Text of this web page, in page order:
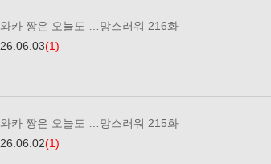
와카 짱은 오늘도 …망스러워 216화
26.06.03(1)
와카 짱은 오늘도 …망스러워 215화
26.06.02(1)